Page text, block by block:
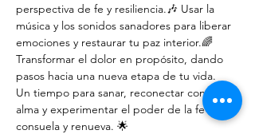
perspectiva de fe y resiliencia.🎶 Usar la
música y los sonidos sanadores para liberar
emociones y restaurar tu paz interior.🌈
Transformar el dolor en propósito, dando
pasos hacia una nueva etapa de tu vida.
Un tiempo para sanar, reconectar con tu
alma y experimentar el poder de la fe que
consuela y renueva. 🌟